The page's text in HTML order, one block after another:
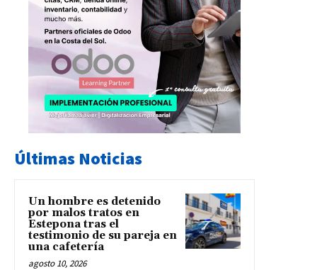
Últimas Noticias
Un hombre es detenido
por malos tratos en
Estepona tras el
testimonio de su pareja en
una cafetería
agosto 10, 2026